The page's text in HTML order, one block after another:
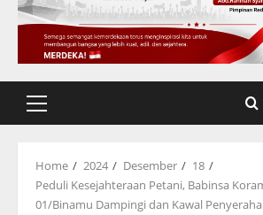
Primary
Home 2024 Desember
18
Peduli Kesejahteraan Petani, Babinsa
01/Binamu Dampingi dan Kawal